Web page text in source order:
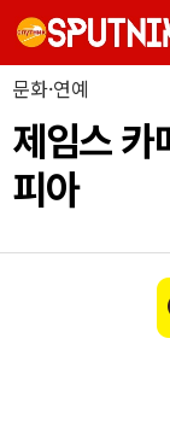
문화·연예
제임스 카
피아